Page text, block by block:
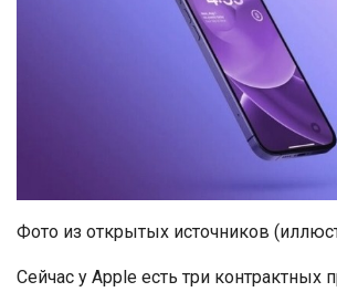
Фото из открытых источников
Сейчас у Apple есть три контрактных